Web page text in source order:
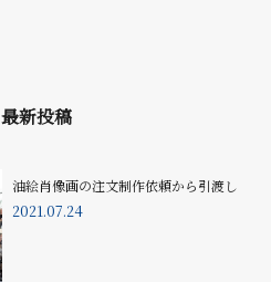
最新投稿
油絵肖像画の注文制作依頼から引渡し
2021.07.24